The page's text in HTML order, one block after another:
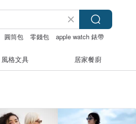
圓筒包 零錢包 apple watch 錶帶
風格文具 居家餐廚